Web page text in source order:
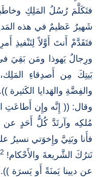
فتَكَلَّمَ رُسُلُ المَلِكِ
شَهيرٌ عَظيمٌ في هذه
فتَقَدَّمْ أَنتَ أَوَّلاً لِتَنْفيذِ
ورِجالُ يَهوذا ومَن بَقِيَ
بَيتِكَ مِن أَصدِقاءِ
والفِضَّةِ والهَدايا الكَثيرة )).
وقال: (( إِنَّه وإِن أَطاعَتِ
مُلكِه وآرتَدَّ كُلُّ أَحَدٍ عن
فأَنا وبَنِيَّ وإِخوَتي نسيرُ
نَترُكَ الشَّريعةَ والأَحْكام!
عن ديينا يَمنَةً أَو يَسرَة )).